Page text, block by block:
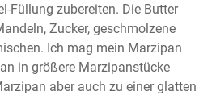
Füllung zubereiten. Die Butter
Zucker, geschmolzene
Ich mag mein Marzipan
in größere Marzipanstücke
aber auch zu einer glatten